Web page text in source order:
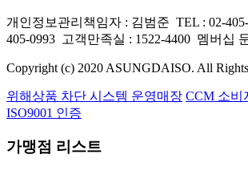
개인정보관리책임자 : 김범준 TEL : 02-
405-0993 고객만족실 : 1522-4400 멤버십
Copyright (c) 2020 ASUNGDAISO. All Rights
위해상품 차단 시스템 운영매장 CCM 소비
ISO9001 인증
가맹점 리스트